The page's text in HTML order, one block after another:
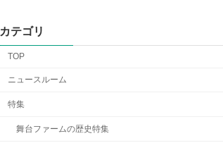
カテゴリ
TOP
ニュースルーム
特集
舞台ファームの歴史特集